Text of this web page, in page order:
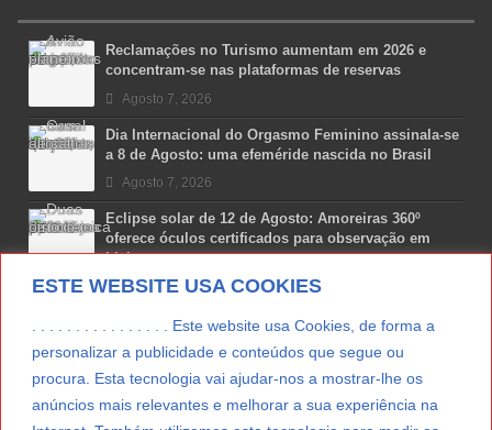
ESTE WEBSITE USA COOKIES
. . . . . . . . . . . . . . . . Este website usa Cookies, de forma a
personalizar a publicidade e conteúdos que segue ou
procura. Esta tecnologia vai ajudar-nos a mostrar-lhe os
anúncios mais relevantes e melhorar a sua experiência na
Reclamações no Turismo aumentam em 2026 e
concentram-se nas plataformas de reservas
Agosto 7, 2026
Dia Internacional do Orgasmo Feminino assinala-se
a 8 de Agosto: uma efeméride nascida no Brasil
Agosto 7, 2026
Eclipse solar de 12 de Agosto: Amoreiras 360º
oferece óculos certificados para observação em
Lisboa
Agosto 7, 2026
Lua Afonso vence prémio internacional de liderança
Agosto 7, 2026
Preparar o carro para as férias de Verão